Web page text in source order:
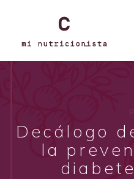
Decálogo
la